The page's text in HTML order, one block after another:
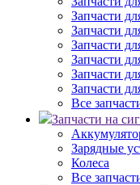
Запчасти
Запчасти
Запчасти
Запчасти
Запчасти
Запчасти
Все
Запчасти на
Зарядные
Колеса
Все